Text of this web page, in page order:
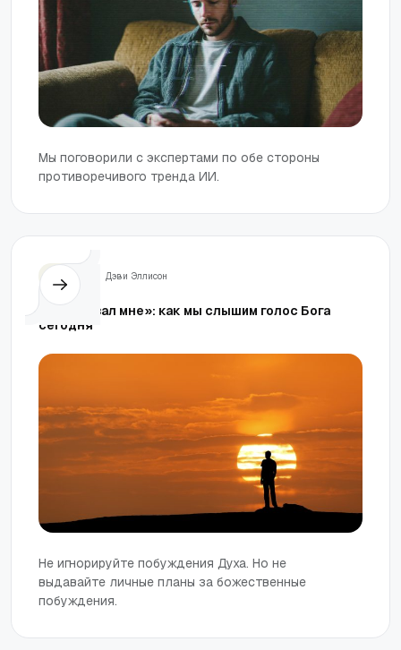
Мы поговорили с экспертами по обе стороны
противоречивого тренда ИИ.
Дэви Эллисон
«Бог сказал мне»: как мы слышим голос Бога
сегодня
Не игнорируйте побуждения Духа. Но не
выдавайте личные планы за божественные
побуждения.